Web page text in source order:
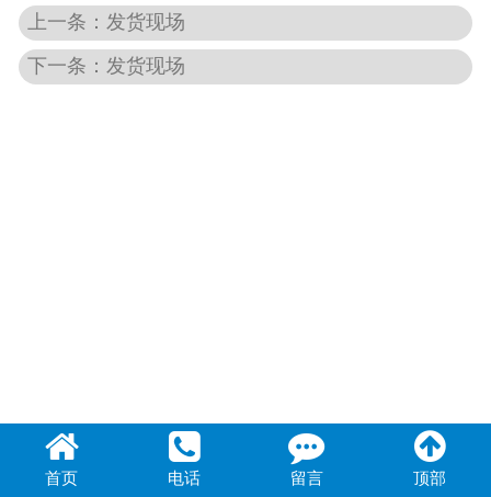
联系我们
上一条：发货现场
下一条：发货现场
首页 电话 留言 顶部